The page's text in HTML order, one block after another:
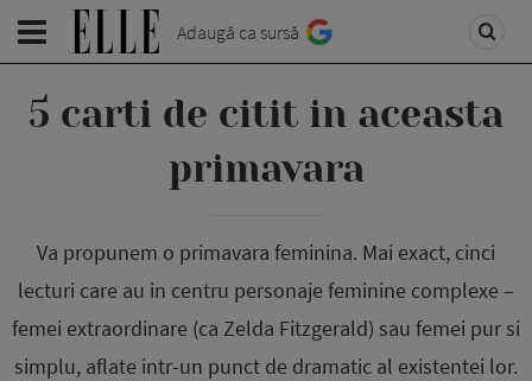
Adaugă ca sursă
5 carti de citit in aceasta
primavara
Va propunem o primavara feminina. Mai exact, cinci
lecturi care au in centru personaje feminine complexe –
femei extraordinare (ca Zelda Fitzgerald) sau femei pur si
simplu, aflate intr-un punct de dramatic al existentei lor.